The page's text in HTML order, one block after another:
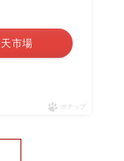
市場
ポチップ